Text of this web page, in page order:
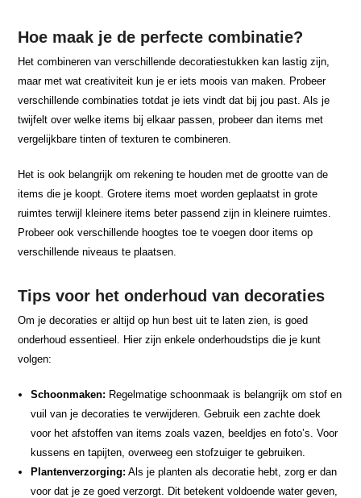
Hoe maak je de perfecte combinatie?
Het combineren van verschillende decoratiestukken kan lastig zijn,
maar met wat creativiteit kun je er iets moois van maken. Probeer
verschillende combinaties totdat je iets vindt dat bij jou past. Als je
twijfelt over welke items bij elkaar passen, probeer dan items met
vergelijkbare tinten of texturen te combineren.
Het is ook belangrijk om rekening te houden met de grootte van de
items die je koopt. Grotere items moet worden geplaatst in grote
ruimtes terwijl kleinere items beter passend zijn in kleinere ruimtes.
Probeer ook verschillende hoogtes toe te voegen door items op
verschillende niveaus te plaatsen.
Tips voor het onderhoud van decoraties
Om je decoraties er altijd op hun best uit te laten zien, is goed
onderhoud essentieel. Hier zijn enkele onderhoudstips die je kunt
volgen:
Schoonmaken: Regelmatige schoonmaak is belangrijk om stof en
vuil van je decoraties te verwijderen. Gebruik een zachte doek
voor het afstoffen van items zoals vazen, beeldjes en foto’s. Voor
kussens en tapijten, overweeg een stofzuiger te gebruiken.
Plantenverzorging: Als je planten als decoratie hebt, zorg er dan
voor dat je ze goed verzorgt. Dit betekent voldoende water geven,